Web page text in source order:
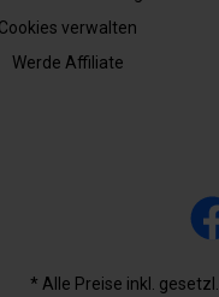
Cookies verwalten
Werde Affiliate
* Alle Preise inkl.